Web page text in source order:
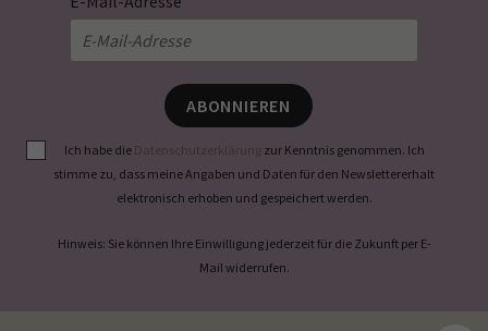
ABONNIEREN
Ich habe die Datenschutzerklärung zur Kenntnis genommen. Ich
stimme zu, dass meine Angaben und Daten für den Newslettererhalt
elektronisch erhoben und gespeichert werden.
Hinweis: Sie können Ihre Einwilligung jederzeit für die Zukunft per E-
Mail widerrufen.